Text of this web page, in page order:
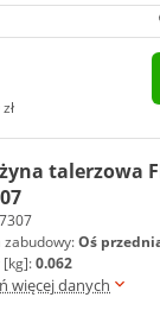
talerzowa
zabudowy:Oś
[kg]:0.062
więcej danych